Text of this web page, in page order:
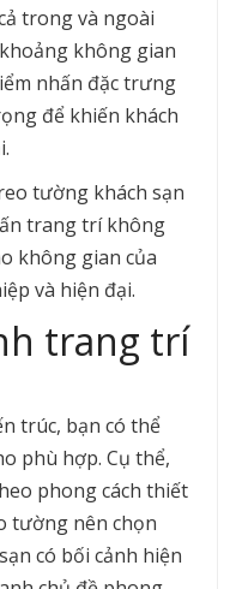
trong và ngoài
không gian
nhấn đặc trưng
để khiến khách
tường khách sạn
trang trí không
không gian của
và hiện đại.
trang trí
trúc, bạn có thể
phù hợp. Cụ thể,
phong cách thiết
tường nên chọn
có bối cảnh hiện